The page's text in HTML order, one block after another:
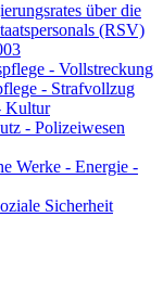
über die
(RSV)
- Vollstreckung
- Strafvollzug
Kultur
- Polizeiwesen
Werke - Energie -
Sicherheit